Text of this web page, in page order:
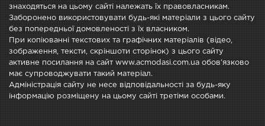
знаходяться на цьому сайті належать їх правовласникам.
Заборонено використовувати будь-які матеріали з цього сайту
без попередньої домовленості з їх власником.
При копіюванні текстових та графічних матеріалів (відео,
зображення, тексти, скріншоти сторінок) з цього сайту
активне посилання на сайт www.acmodasi.com.ua обов'язково
має супроводжувати такий матеріал.
Адміністрація сайту не несе відповідальності за будь-яку
інформацію розміщену на цьому сайті третіми особами.